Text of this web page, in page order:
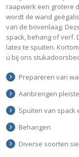
raapwerk een grotere
wordt de wand
van de bovenlaag.
spack, behang of verf.
latex te spuiten.
u bij ons
Prepareren van
Aanbrengen
Spuiten van spack
Behangen
Diverse soorten